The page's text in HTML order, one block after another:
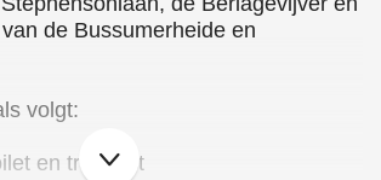
de Bussumerheide en
volgt:
en trapkast